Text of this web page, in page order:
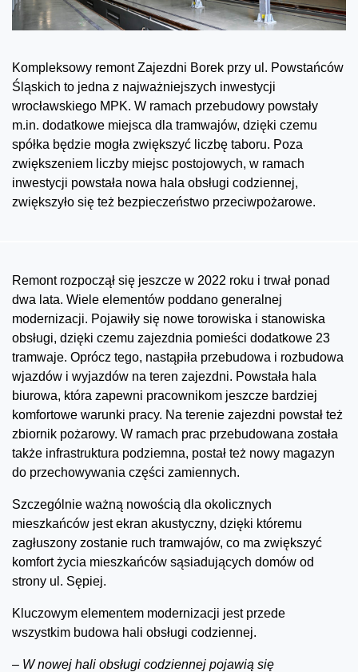
Kompleksowy remont Zajezdni Borek przy ul. Powstańców
Śląskich to jedna z najważniejszych inwestycji
wrocławskiego MPK. W ramach przebudowy powstały
m.in. dodatkowe miejsca dla tramwajów, dzięki czemu
spółka będzie mogła zwiększyć liczbę taboru. Poza
zwiększeniem liczby miejsc postojowych, w ramach
inwestycji powstała nowa hala obsługi codziennej,
zwiększyło się też bezpieczeństwo przeciwpożarowe.
Remont rozpoczął się jeszcze w 2022 roku i trwał ponad
dwa lata. Wiele elementów poddano generalnej
modernizacji. Pojawiły się nowe torowiska i stanowiska
obsługi, dzięki czemu zajezdnia pomieści dodatkowe 23
tramwaje. Oprócz tego, nastąpiła przebudowa i rozbudowa
wjazdów i wyjazdów na teren zajezdni. Powstała hala
biurowa, która zapewni pracownikom jeszcze bardziej
komfortowe warunki pracy. Na terenie zajezdni powstał też
zbiornik pożarowy. W ramach prac przebudowana została
także infrastruktura podziemna, postał też nowy magazyn
do przechowywania części zamiennych.
Szczególnie ważną nowością dla okolicznych
mieszkańców jest ekran akustyczny, dzięki któremu
zagłuszony zostanie ruch tramwajów, co ma zwiększyć
komfort życia mieszkańców sąsiadujących domów od
strony ul. Sępiej.
Kluczowym elementem modernizacji jest przede
wszystkim budowa hali obsługi codziennej.
– W nowej hali obsługi codziennej pojawią się